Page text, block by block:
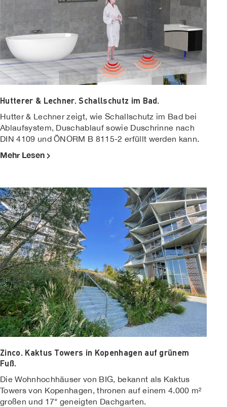
Hutterer & Lechner. Schallschutz im Bad.
Hutter & Lechner zeigt, wie Schallschutz im Bad bei
Ablaufsystem, Duschablauf sowie Duschrinne nach
DIN 4109 und ÖNORM B 8115-2 erfüllt werden kann.
Mehr Lesen
Zinco. Kaktus Towers in Kopenhagen auf grünem
Fuß.
Die Wohnhochhäuser von BIG, bekannt als Kaktus
Towers von Kopenhagen, thronen auf einem 4.000 m²
großen und 17° geneigten Dachgarten.